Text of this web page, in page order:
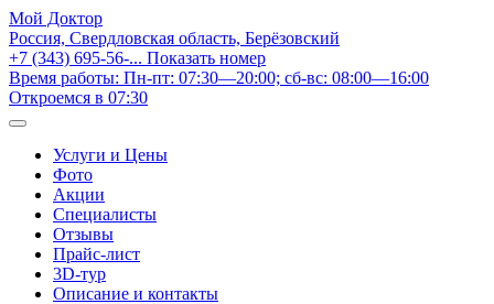
Мой Доктор
Россия, Свердловская область, Берёзовский
+7 (343) 695-56-... Показать номер
Время работы: Пн-пт: 07:30—20:00; сб-вс: 08:00—16:00
Откроемся в 07:30
Услуги и Цены
Фото
Акции
Специалисты
Отзывы
Прайс-лист
3D-тур
Описание и контакты